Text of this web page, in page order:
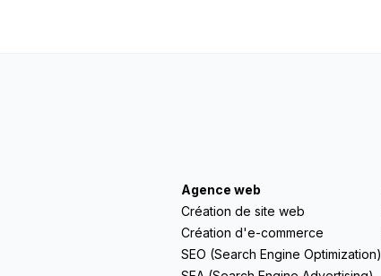
Agence web
Création de site web
Création d'e-commerce
SEO (Search Engine Optimization)